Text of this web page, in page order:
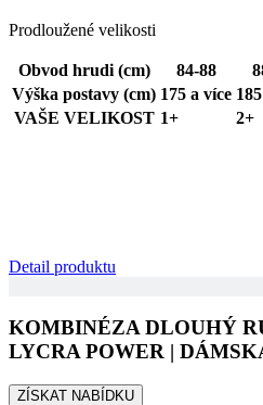
Prodloužené velikosti
Obvod hrudi (cm) 84-88
Výška postavy (cm) 175 a více
VAŠE VELIKOST 1+ 2+
Detail produktu
KOMBINÉZA DLOUHÝ
LYCRA POWER |
ZÍSKAT NABÍDKU